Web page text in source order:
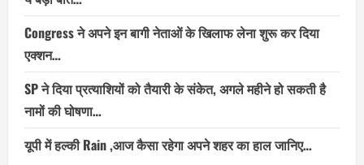
Congress ने अपने इन बागी नेताओं के खिलाफ लेना शुरू कर दिया
एक्शन…
SP ने दिया प्रत्याशियों को तैयारी के संकेत, अगले महीने हो सकती है
नामों की घोषणा…
यूपी में हल्की Rain ,आज कैसा रहेगा अपने शहर का हाल जानिए…